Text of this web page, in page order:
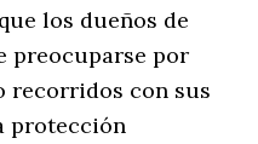
los dueños de
preocuparse por
recorridos con sus
protección